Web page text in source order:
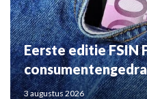
Eerste editie FSIN
3 augustus 2026